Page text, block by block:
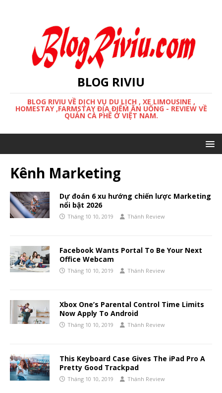
BLOG RIVIU
BLOG RIVIU VỀ DỊCH VỤ DU LỊCH , XE LIMOUSINE ,
HOMESTAY ,FARMSTAY ĐỊA ĐIỂM ĂN UỐNG - REVIEW VỀ
QUÁN CÀ PHÊ Ở VIỆT NAM.
Kênh Marketing
Dự đoán 6 xu hướng chiến lược Marketing
nổi bật 2026
Tháng 10 10, 2019 Thánh Review
Facebook Wants Portal To Be Your Next
Office Webcam
Tháng 10 10, 2019 Thánh Review
Xbox One’s Parental Control Time Limits
Now Apply To Android
Tháng 10 10, 2019 Thánh Review
This Keyboard Case Gives The iPad Pro A
Pretty Good Trackpad
Tháng 10 10, 2019 Thánh Review